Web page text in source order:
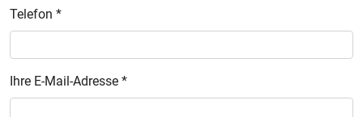
Telefon *
Ihre E-Mail-Adresse *